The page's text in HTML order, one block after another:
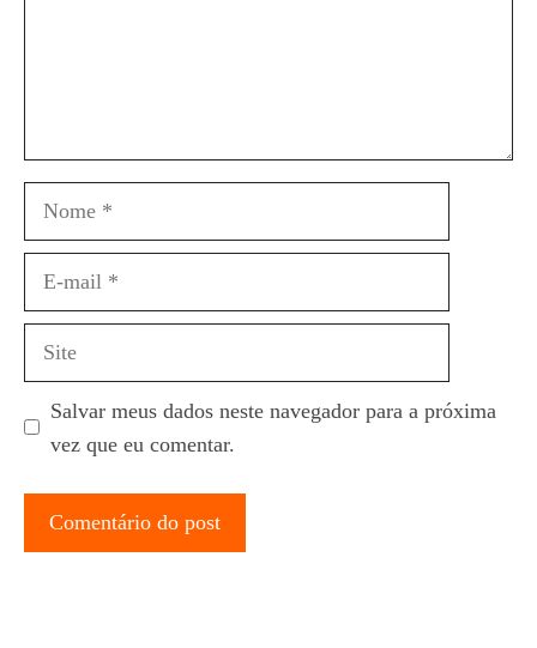
Salvar meus dados neste navegador para a próxima
vez que eu comentar.